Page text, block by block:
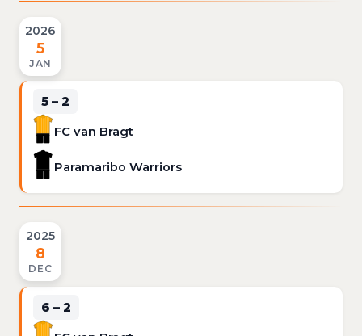
2026
5
JAN
5 – 2
FC van Bragt
Paramaribo Warriors
2025
8
DEC
6 – 2